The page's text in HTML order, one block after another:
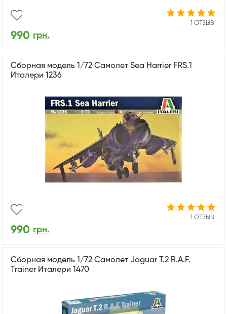
1 ОТЗЫВ
990 грн.
Сборная модель 1/72 Самолет Sea Harrier FRS.1
Италери 1236
1 ОТЗЫВ
990 грн.
Cборная модель 1/72 Самолет Jaguar T.2 R.A.F.
Trainer Италери 1470